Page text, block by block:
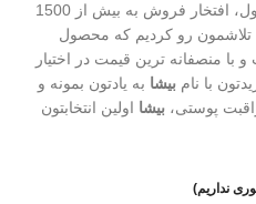
، با بیش از800 تا محصول، افتخار فروش به بیش از 1500
تلاشمون رو کردیم که محصول
و با منصفانه ترین قیمت در اختیار
با نام بیشا به یادتون بمونه و
پوستی، بیشا اولین انتخابتون
نداریم)